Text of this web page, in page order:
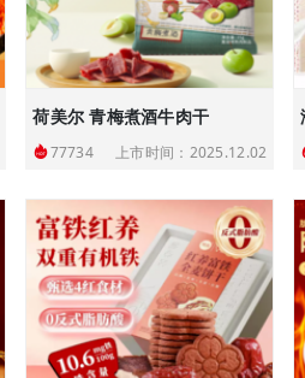
荷美尔 青梅煮酒牛肉干
77734 上市时间：2025.12.02